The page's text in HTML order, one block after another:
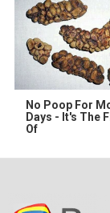
No Poop For
Days - It's The
Of